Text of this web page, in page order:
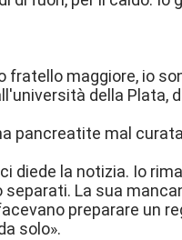
fratello maggiore, io
della Plata,
pancreatite mal
diede la notizia. Io
La sua
preparare un
solo».